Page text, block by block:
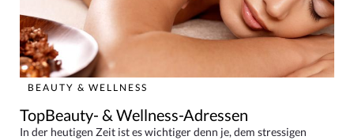
BEAUTY & WELLNESS
TopBeauty- & Wellness-Adressen
In der heutigen Zeit ist es wichtiger denn je, dem stressigen